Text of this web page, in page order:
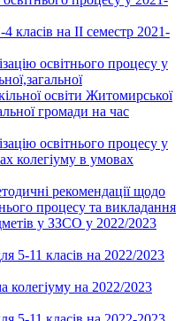
класів на ІІ семестр 2021-
освітнього процесу у
освіти Житомирської
громади на час
освітнього процесу у
колегіуму в умовах
рекомендації щодо
процесу та викладання
у ЗЗСО у 2022/2023
5-11 класів на 2022/2023
колегіуму на 2022/2023